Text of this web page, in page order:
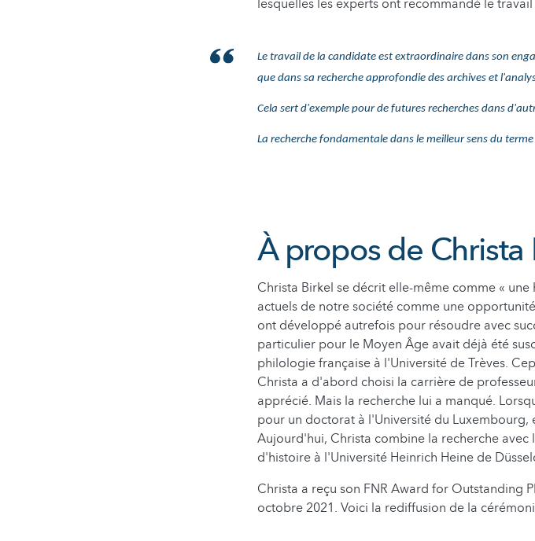
lesquelles les experts ont recommandé le
Le travail de la candidate est extraordinaire dans son
que dans sa recherche approfondie des archives et
Cela sert d'exemple pour de futures recherches dans
La recherche fondamentale dans le meilleur sens du terme
À propos de Christa
Christa Birkel se décrit elle-même comme «
actuels de notre société comme une
ont développé autrefois pour résoudre avec
particulier pour le Moyen Âge avait déjà été
philologie française à l'Université de Trèves.
Christa a d'abord choisi la carrière de
apprécié. Mais la recherche lui a manqué.
pour un doctorat à l'Université du Luxembourg,
Aujourd'hui, Christa combine la recherche
d'histoire à l'Université Heinrich Heine de
Christa a reçu son FNR Award for Outstanding
octobre 2021. Voici la rediffusion de la